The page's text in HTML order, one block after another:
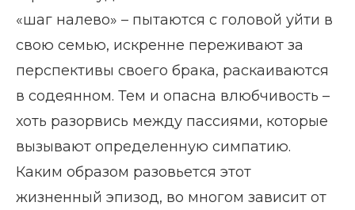
«шаг налево» – пытаются с головой уйти в
свою семью, искренне переживают за
перспективы своего брака, раскаиваются
в содеянном. Тем и опасна влюбчивость –
хоть разорвись между пассиями, которые
вызывают определенную симпатию.
Каким образом разовьется этот
жизненный эпизод, во многом зависит от